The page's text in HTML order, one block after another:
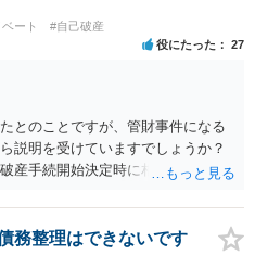
ート #自己破産
役にたった 27
とのことですが、管財事件になる
説明を受けていますでしょうか？
産手続開始決定時に相談者様が有
ものを購入する予定がある場合に
ように気を付けてください。 ま
務整理はできないです